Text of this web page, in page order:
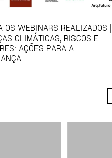
OS WEBINARS REALIZADOS |
CLIMÁTICAS, RISCOS E
AÇÕES PARA A